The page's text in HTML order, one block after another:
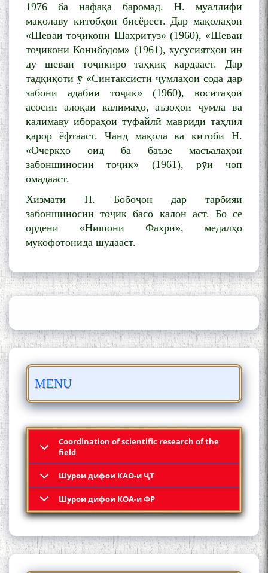
1976 ба нафақа баромад. Н. муаллифи
мақолаву китобҳои бисёрест. Дар мақолаҳои
«Шеваи тоҷикони Шаҳритуз» (1960), «Шеваи
тоҷикони Конибодом» (1961), хусусиятҳои ин
ду шеваи тоҷикиро таҳқиқ кардааст. Дар
тадқиқоти ӯ «Синтаксисти ҷумлаҳои сода дар
забони адабии тоҷик» (1960), воситаҳои
асосии алоқаи калимаҳо, аъзоҳои ҷумла ва
калимаву ибораҳои туфайлӣ мавриди таҳлил
қарор ёфтааст. Чанд мақола ва китоби Н.
«Очеркҳо оид ба баъзе масъалаҳои
забоншиносии тоҷик» (1961), рӯи чоп
омадааст.
Хизмати Н. Бобоҷон дар тарбияи
забоншиносии тоҷик басо калон аст. Бо се
ордени «Нишони Фахрӣ», медалҳо
мукофотонида шудааст.
MENU
Coordination of scientific research of the
field
Шурои дифои КАО-и ҶТ
Шурои дифои КОА-и ФР
The Persian Gulf Beautiful
poetry from Устод Мумин
Қаноат (Ustod Mumin Qanoat)
and Master Mehryar
Mehrafarin about the conflict
of the name of the Persian
Gulf
Сайри Дарвоз бо Мӯъмин
Қаноат: Чанор ҳам "гап"
мезанад
АЗ ҶОНИБИ ОЛИМОНИ
АКАДЕМИЯИ МИЛЛИИ
БО 4 000 000 СОМОНӢ
ПАЙКАРА ВА ОСОРХОНАИ
ШУД!
Кадамчо Худои Шарифзода